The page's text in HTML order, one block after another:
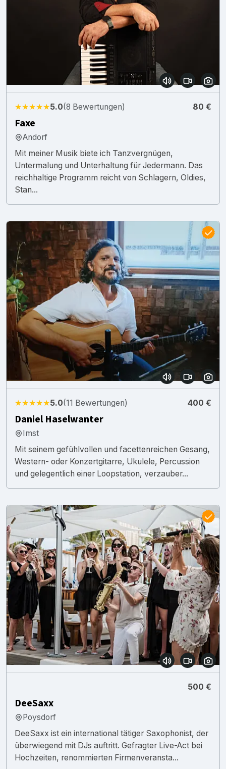
★★★★★5.0(8 Bewertungen) 80 €
Faxe
Andorf
Mit meiner Musik biete ich Tanzvergnügen,
Untermalung und Unterhaltung für Jedermann. Das
reichhaltige Programm reicht von Schlagern, Oldies,
Stan...
★★★★★5.0(11 Bewertungen) 400 €
Daniel Haselwanter
Imst
Mit seinem gefühlvollen und facettenreichen Gesang,
Western- oder Konzertgitarre, Ukulele, Percussion
und gelegentlich einer Loopstation, verzauber...
500 €
DeeSaxx
Poysdorf
DeeSaxx ist ein international tätiger Saxophonist, der
überwiegend mit DJs auftritt. Gefragter Live-Act bei
Hochzeiten, renommierten Firmenveransta...